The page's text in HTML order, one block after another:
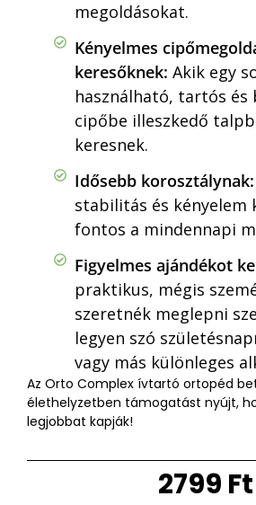
megoldásokat.
Kényelmes
keresőknek: Akik egy
használható, tartós és
cipőbe illeszkedő
keresnek.
Idősebb korosztálynak:
stabilitás és kényelem
fontos a mindennapi
Figyelmes ajándékot
praktikus, mégis
szeretnék meglepni
legyen szó
vagy más különleges
Az Orto Complex ívtartó ortopéd
élethelyzetben támogatást nyújt,
legjobbat kapják!
2799 Ft